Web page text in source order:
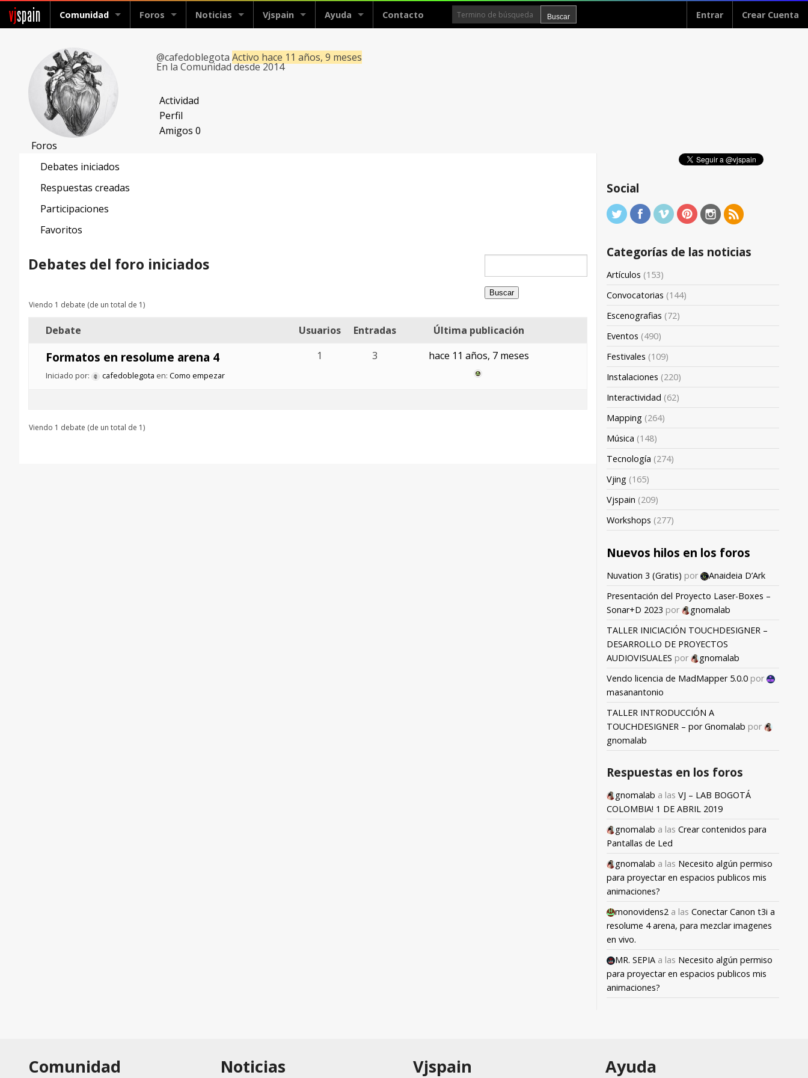
vjspain Comunidad Foros Noticias Vjspain Ayuda Contacto Entrar Crear Cuenta
@cafedoblegota Activo hace 11 años, 9 meses
En la Comunidad desde 2014
Actividad
Perfil
Amigos0
Foros
Debates iniciados
Respuestas creadas
Participaciones
Favoritos
Debates del foro iniciados
Viendo 1 debate (de un total de 1)
Debate Usuarios Entradas Última publicación
Formatos en resolume arena 4
Iniciado por: cafedoblegota en: Como empezar
1 3 hace 11 años, 7 meses
Viendo 1 debate (de un total de 1)
Social
Categorías de las noticias
Artículos (153)
Convocatorias (144)
Escenografias (72)
Eventos (490)
Festivales (109)
Instalaciones (220)
Interactividad (62)
Mapping (264)
Música (148)
Tecnología (274)
Vjing (165)
Vjspain (209)
Workshops (277)
Nuevos hilos en los foros
Nuvation 3 (Gratis) por
Anaideia D’Ark
Presentación del Proyecto Laser-Boxes –
Sonar+D 2023 por
gnomalab
TALLER INICIACIÓN TOUCHDESIGNER –
DESARROLLO DE PROYECTOS
AUDIOVISUALES por
gnomalab
Vendo licencia de MadMapper 5.0.0 por
masanantonio
TALLER INTRODUCCIÓN A
TOUCHDESIGNER – por Gnomalab por
gnomalab
Respuestas en los foros
gnomalab a las VJ – LAB BOGOTÁ
COLOMBIA! 1 DE ABRIL 2019
gnomalab a las Crear contenidos para
Pantallas de Led
gnomalab a las Necesito algún permiso
para proyectar en espacios publicos mis
animaciones?
monovidens2 a las Conectar Canon t3i a
resolume 4 arena, para mezclar imagenes
en vivo.
MR. SEPIA a las Necesito algún permiso
para proyectar en espacios publicos mis
animaciones?
Comunidad Noticias Vjspain Ayuda